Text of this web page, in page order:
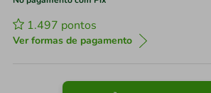
1.497 pontos
Ver formas de pagamento